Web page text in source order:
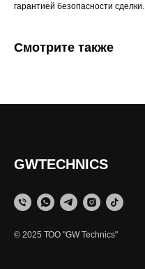
гарантией безопасности сделки.
Смотрите также
GWTECHNICS
© 2025 ТОО "GW Technics"